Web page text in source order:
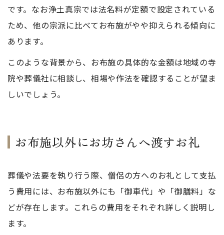
です。なお浄土真宗では法名料が定額で設定されている
ため、他の宗派に比べてお布施がやや抑えられる傾向に
あります。
このような背景から、お布施の具体的な金額は地域の寺
院や葬儀社に相談し、相場や作法を確認することが望ま
しいでしょう。
お布施以外にお坊さんへ渡すお礼
葬儀や法要を執り行う際、僧侶の方へのお礼として支払
う費用には、お布施以外にも「御車代」や「御膳料」な
どが存在します。これらの費用をそれぞれ詳しく説明し
ます。